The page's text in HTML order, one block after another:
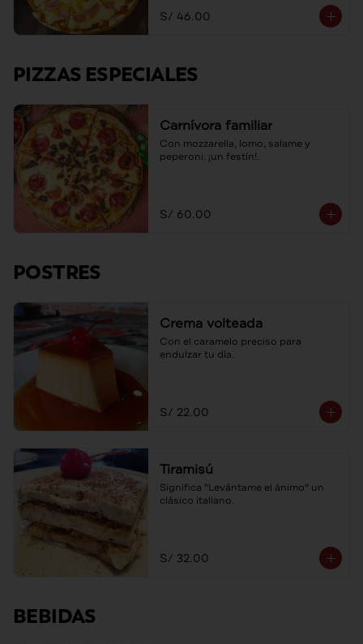
S/ 46.00
PIZZAS ESPECIALES
Carnívora familiar
Con mozzarella, lomo, salame y
peperoni. ¡un festín!.
S/ 60.00
POSTRES
Crema volteada
Con el caramelo preciso para
endulzar tu día.
S/ 22.00
Tiramisú
Significa "Levántame el ánimo" un
clásico italiano.
S/ 32.00
BEBIDAS